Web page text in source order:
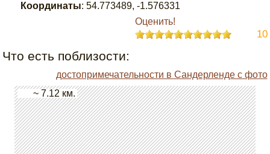
Координаты: 54.773489,-1.576331
Оценить!
10
Что есть поблизости:
достопримечательности в Сандерленде с фото
~ 7.12 км.